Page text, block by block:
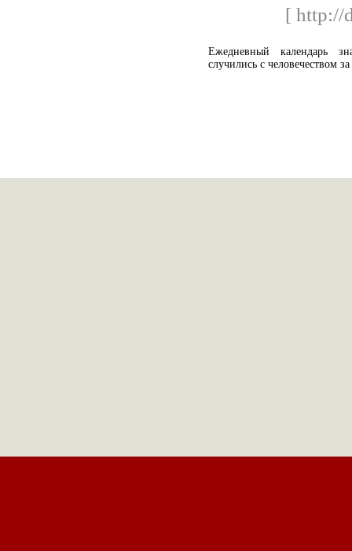
[ http://
Ежедневный календарь
случились с человечеством